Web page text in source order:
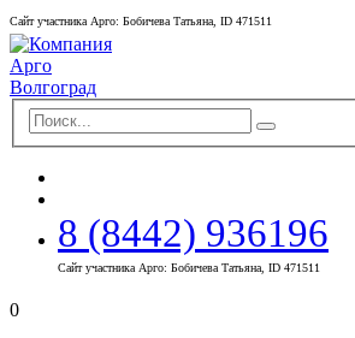
Сайт участника Арго: Бобичева Татьяна, ID 471511
8 (8442) 936196
Сайт участника Арго: Бобичева Татьяна, ID 471511
0